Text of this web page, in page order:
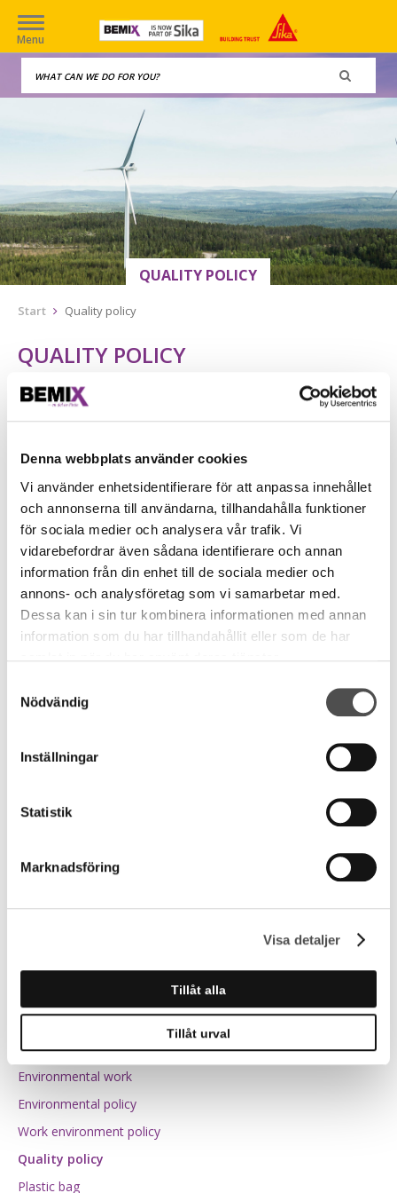
Denna webbplats använder cookies
Vi använder enhetsidentifierare för att anpassa innehållet
och annonserna till användarna, tillhandahålla funktioner
för sociala medier och analysera vår trafik. Vi
vidarebefordrar även sådana identifierare och annan
information från din enhet till de sociala medier och
annons- och analysföretag som vi samarbetar med.
Dessa kan i sin tur kombinera informationen med annan
information som du har tillhandahållit eller som de har
Nödvändig
Inställningar
Statistik
Marknadsföring
Visa detaljer
Tillåt alla
Tillåt urval
Menu
QUALITY POLICY
Start Quality policy
QUALITY POLICY
We strive to provide sustainable products at every
opportunity.
Our quality system aims to market and deliver
products, which together have the ability to satisfy
the customer’s stated and implied needs. An
appropriate quality level is the result of our
commitment and our work at all levels within the
company.
To live up to our quality policy, we work based on the
guidelines below:
customer’s first choice
We offer our customers a high level of quality
We take overall responsibility for our delivery
customer through personal service
Educates us continuously within our profession
constantly improve our quality work.
August 2020
Environment & quality
Environmental work
Environmental policy
Work environment policy
Quality policy
Plastic bag